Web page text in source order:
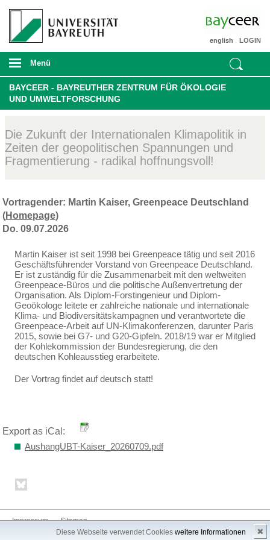
Diese Webseite verwendet Cookies weitere Informationen ✖
LOGIN
english
Menü
BAYCEER - BAYREUTHER ZENTRUM FÜR ÖKOLOGIE
UND UMWELTFORSCHUNG
Die Zukunft der Internationalen Klimapolitik in
Zeiten der geopolitischen Spannungen und
Fragmentierung - radikal hoffnungsvoll!
Vortragender: Martin Kaiser, Greenpeace Deutschland
(Homepage)
Do. 09.07.2026
Martin Kaiser ist seit 1998 bei Greenpeace tätig und seit 2016
Geschäftsführender Vorstand von Greenpeace Deutschland.
Er ist zuständig für die Zusammenarbeit mit den weltweiten
Greenpeace-Büros und die politische Außenvertretung der
Organisation. Als Diplom-Forstingenieur und Diplom-
Geoökologe leitete er zahlreiche nationale und internationale
Klima- und Biodiversitätskampagnen und verantwortete die
Greenpeace-Arbeit auf UN-Klimakonferenzen, darunter Paris
2015, sowie bei G7- und G20-Gipfeln. 2018/19 war er Mitglied
der Kohlekommission der Bundesregierung, die den
deutschen Kohleausstieg erarbeitete.
Der Vortrag findet auf deutsch statt!
Export as iCal:
AushangUBT-Kaiser_20260709.pdf
Impressum Sitemap